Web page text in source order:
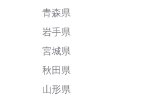
青森県
岩手県
宮城県
秋田県
山形県